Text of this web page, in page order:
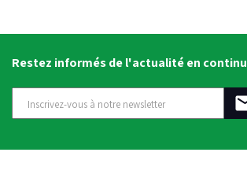
Restez informés de l'actualité en continu